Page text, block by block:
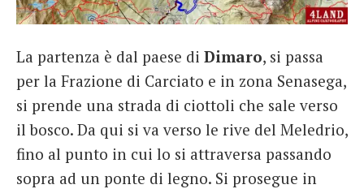
La partenza è dal paese di Dimaro, si passa
per la Frazione di Carciato e in zona Senasega,
si prende una strada di ciottoli che sale verso
il bosco. Da qui si va verso le rive del Meledrio,
fino al punto in cui lo si attraversa passando
sopra ad un ponte di legno. Si prosegue in